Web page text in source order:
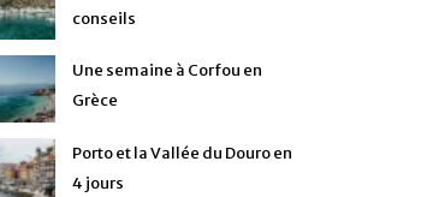
conseils
Une semaine à Corfou en
Grèce
Porto et la Vallée du Douro en
4 jours